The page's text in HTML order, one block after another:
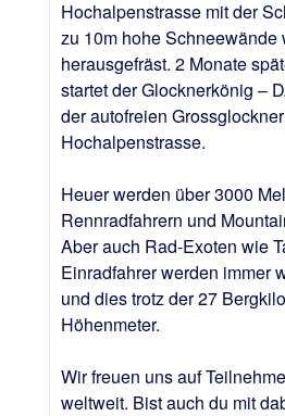
Hochalpenstrasse mit der
zu 10m hohe Schneewände
herausgefräst. 2 Monate
startet der Glocknerkönig –
der autofreien Grossglockner
Hochalpenstrasse.
Heuer werden über 3000
Rennradfahrern und
Aber auch Rad-Exoten wie
Einradfahrer werden immer
und dies trotz der 27
Höhenmeter.
Wir freuen uns auf
weltweit. Bist auch du mit